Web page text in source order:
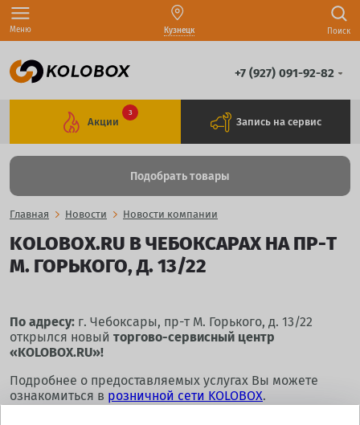
Меню Кузнецк Поиск
+7 (927) 091-92-82
Акции
3
Запись на сервис
Подобрать товары
Главная Новости Новости компании
KOLOBOX.RU В ЧЕБОКСАРАХ НА ПР-Т
М. ГОРЬКОГО, Д. 13/22
По адресу: г. Чебоксары, пр-т М. Горького, д. 13/22
открылся новый торгово-сервисный центр
«KOLOBOX.RU»!
Подробнее о предоставляемых услугах Вы можете
ознакомиться в розничной сети KOLOBOX.